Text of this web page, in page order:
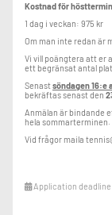
Kostnad för
1 dag i veckan: 975 kr
Om man inte redan är
Vi vill poängtera att er
ett begränsat antal
Senastsöndagen 16:e
bekräftas senast den
Anmälan är bindande
hela sommarterminen.
Vid frågor maila
Application deadline: